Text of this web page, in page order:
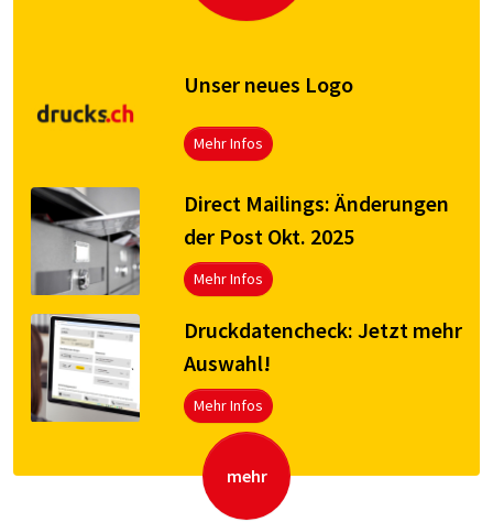
Unser neues Logo
Mehr Infos
Direct Mailings: Änderungen
der Post Okt. 2025
Mehr Infos
Druck­da­ten­check: Jetzt mehr
Aus­wahl!
Mehr Infos
mehr